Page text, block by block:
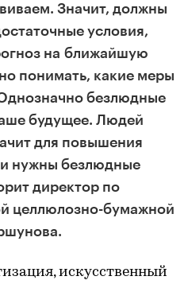
Значит, должны
условия,
на ближайшую
понимать, какие меры
безлюдные
будущее. Людей
для повышения
нужны безлюдные
директор по
целлюлозно-бумажной
искусственный